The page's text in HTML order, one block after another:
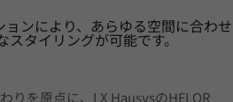
ンにより、あらゆる空間に合わせ
スタイリングが可能です。
りを原点に、LX HausysのHFLOR